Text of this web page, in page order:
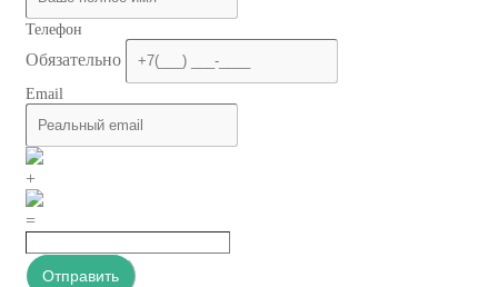
Телефон
Обязательно
Email
+
=
Отправить